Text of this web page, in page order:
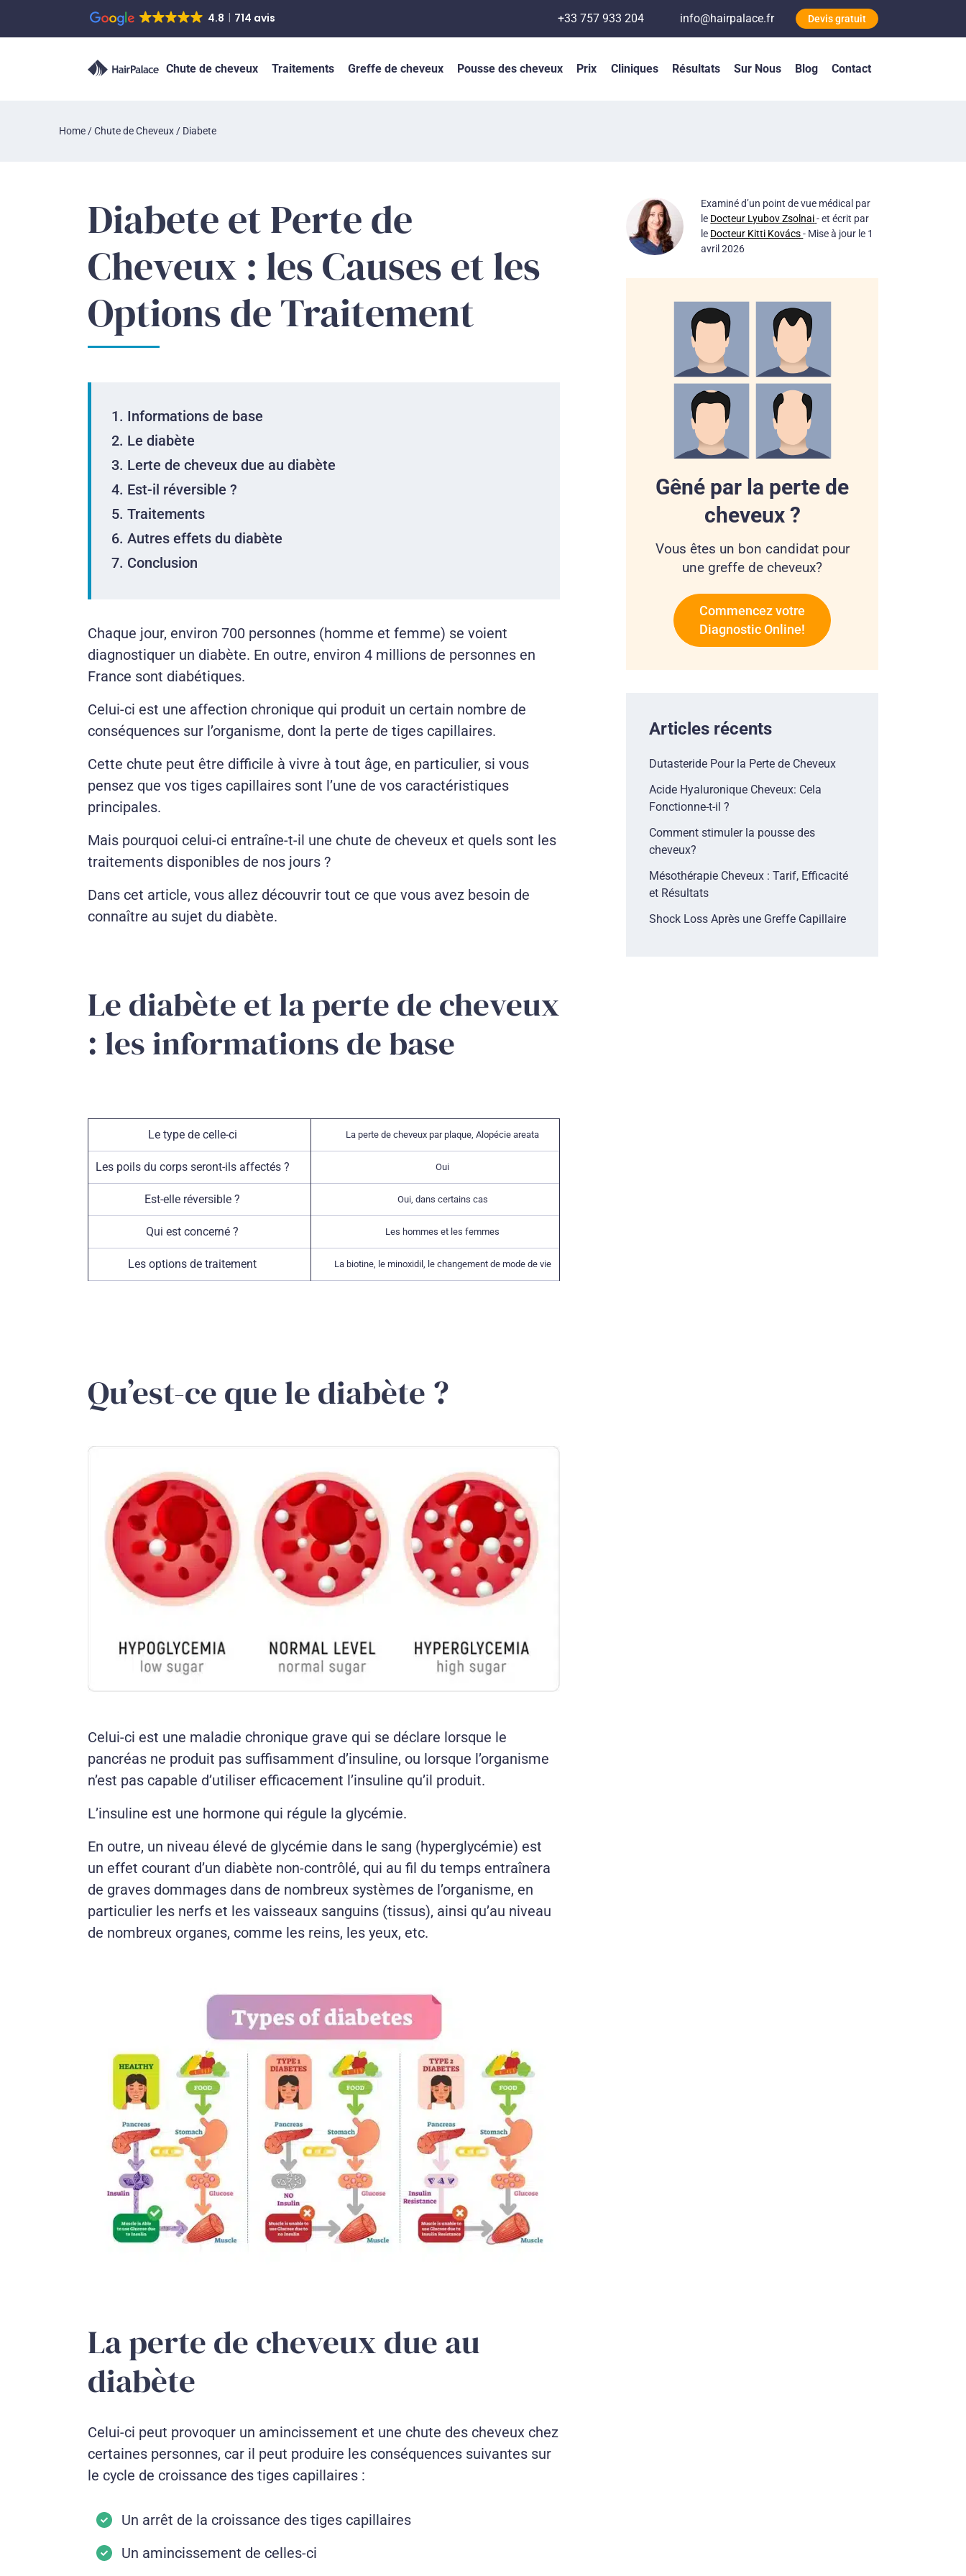
4.8 714 avis +33 757 933 204 info@hairpalace.fr Devis gratuit
Chute de cheveux Traitements Greffe de cheveux Pousse des cheveux Prix Cliniques Résultats Sur Nous Blog Contact
Home/Chute de Cheveux/ Diabete
Diabete et Perte de
Cheveux : les Causes et les
Options de Traitement
Informations de base
Le diabète
Lerte de cheveux due au diabète
Est-il réversible ?
Traitements
Autres effets du diabète
Conclusion
Chaque jour, environ 700 personnes (homme et femme) se voient
diagnostiquer un diabète. En outre, environ 4 millions de personnes en
France sont diabétiques.
Celui-ci est une affection chronique qui produit un certain nombre de
conséquences sur l’organisme, dont la perte de tiges capillaires.
Cette chute peut être difficile à vivre à tout âge, en particulier, si vous
pensez que vos tiges capillaires sont l’une de vos caractéristiques
principales.
Mais pourquoi celui-ci entraîne-t-il une chute de cheveux et quels sont les
traitements disponibles de nos jours ?
Dans cet article, vous allez découvrir tout ce que vous avez besoin de
connaître au sujet du diabète.
Le diabète et la perte de cheveux
: les informations de base
Le type de celle-ci La perte de cheveux par plaque, Alopécie areata
Les poils du corps seront-ils affectés ? Oui
Est-elle réversible ? Oui, dans certains cas
Qui est concerné ? Les hommes et les femmes
Les options de traitement La biotine, le minoxidil, le changement de mode de vie
Qu’est-ce que le diabète ?
Celui-ci est une maladie chronique grave qui se déclare lorsque le
pancréas ne produit pas suffisamment d’insuline, ou lorsque l’organisme
n’est pas capable d’utiliser efficacement l’insuline qu’il produit.
L’insuline est une hormone qui régule la glycémie.
En outre, un niveau élevé de glycémie dans le sang (hyperglycémie) est
un effet courant d’un diabète non-contrôlé, qui au fil du temps entraînera
de graves dommages dans de nombreux systèmes de l’organisme, en
particulier les nerfs et les vaisseaux sanguins (tissus), ainsi qu’au niveau
de nombreux organes, comme les reins, les yeux, etc.
La perte de cheveux due au
diabète
Celui-ci peut provoquer un amincissement et une chute des cheveux chez
certaines personnes, car il peut produire les conséquences suivantes sur
le cycle de croissance des tiges capillaires :
Un arrêt de la croissance des tiges capillaires
Un amincissement de celles-ci
Examiné d’un point de vue médical par
le Docteur Lyubov Zsolnai - et écrit par
le Docteur Kitti Kovács - Mise à jour le 1
avril 2026
Gêné par la perte de
cheveux ?
Vous êtes un bon candidat pour
une greffe de cheveux?
Commencez votre
Diagnostic Online!
Articles récents
Dutasteride Pour la Perte de Cheveux
Acide Hyaluronique Cheveux: Cela
Fonctionne-t-il ?
Comment stimuler la pousse des
cheveux?
Mésothérapie Cheveux : Tarif, Efficacité
et Résultats
Shock Loss Après une Greffe Capillaire